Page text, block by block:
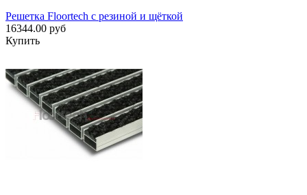
Решетка Floortech с резиной и щёткой
16344.00 руб
Купить